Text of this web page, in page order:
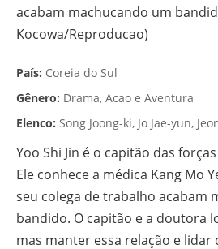
acabam machucando um
Kocowa/Reproducao)
País: Coreia do Sul
Gênero: Drama, Acao e Aventura
Elenco: Song Joong-ki, Jo Jae-yun,
Yoo Shi Jin é o capitão das
Ele conhece a médica Kang Mo
seu colega de trabalho acabam
bandido. O capitão e a doutora
mas manter essa relação e lidar